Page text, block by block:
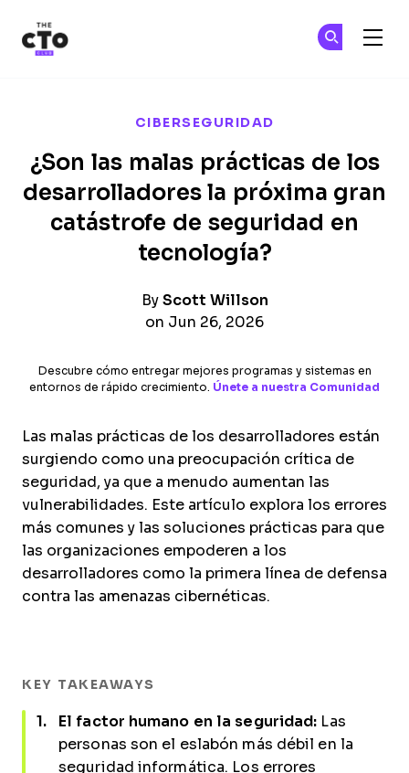
CIBERSEGURIDAD
¿Son las malas prácticas de los
desarrolladores la próxima gran
catástrofe de seguridad en
tecnología?
By Scott Willson
on Jun 26, 2026
Descubre cómo entregar mejores programas y sistemas en
entornos de rápido crecimiento. Únete a nuestra Comunidad
Las malas prácticas de los desarrolladores están
surgiendo como una preocupación crítica de
seguridad, ya que a menudo aumentan las
vulnerabilidades. Este artículo explora los errores
más comunes y las soluciones prácticas para que
las organizaciones empoderen a los
desarrolladores como la primera línea de defensa
contra las amenazas cibernéticas.
KEY TAKEAWAYS
El factor humano en la seguridad: Las
personas son el eslabón más débil en la
seguridad informática. Los errores